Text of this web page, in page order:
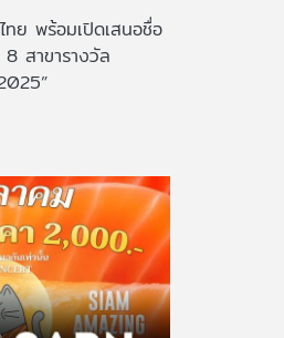
ย พร้อมเปิดเสนอชื่อ
สาขารางวัล